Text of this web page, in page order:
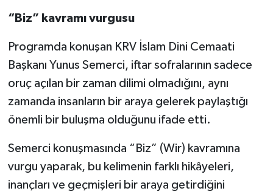
“Biz” kavramı vurgusu
Programda konuşan KRV İslam Dini Cemaati
Başkanı Yunus Semerci, iftar sofralarının sadece
oruç açılan bir zaman dilimi olmadığını, aynı
zamanda insanların bir araya gelerek paylaştığı
önemli bir buluşma olduğunu ifade etti.
Semerci konuşmasında “Biz” (Wir) kavramına
vurgu yaparak, bu kelimenin farklı hikâyeleri,
inançları ve geçmişleri bir araya getirdiğini